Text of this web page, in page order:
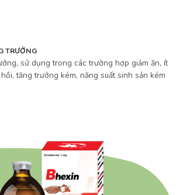
TRƯỞNG
sử dụng trong các trường hợp giảm ăn, ít
tăng trưởng kém, năng suất sinh sản kém